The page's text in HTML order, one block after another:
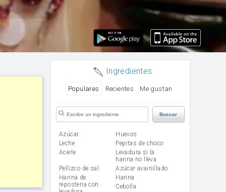
Ingredientes
Populares Recientes Me gustan
Buscar
Azúcar
huevos
leche
Pepitas de choco
aceite
Levadura si la
harina no lleva
Pellizco de sal
Azúcar avainillado
Harina de
reposteria con
harina
cebolla